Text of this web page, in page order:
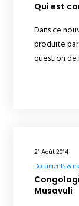
Qui est
Dans ce
produite
question
21 Août 2014
Documents &
Musavuli